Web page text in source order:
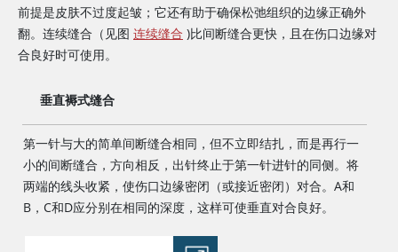
前提是皮肤不过度起皱；它还有助于确保松弛组织的边缘正确外
翻。连续缝合（见图 连续缝合 )比间断缝合更快，且在伤口边缘对
合良好时可使用。
垂直褥式缝合
第一针与大的简单间断缝合相同，但不立即结扎，而是再行一
小的间断缝合，方向相反，出针终止于第一针进针的同侧。将
两端的线头收紧，使伤口边缘密闭（或接近密闭）对合。A和
B，C和D应分别在相同的深度，这样可使垂直对合良好。